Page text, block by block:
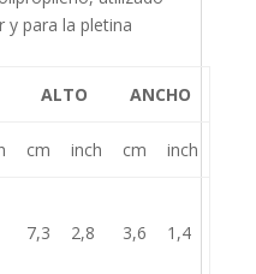
y para la pletina
ALTO ANCHO
cm inch cm inch
7,3 2,8 3,6 1,4